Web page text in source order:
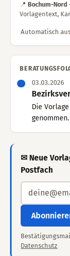
📍Bochum-Nord
Vorlagentext,
Automatisch
03.03.2026
Die
genommen.
✉ Neue
Postfach
Datenschutz